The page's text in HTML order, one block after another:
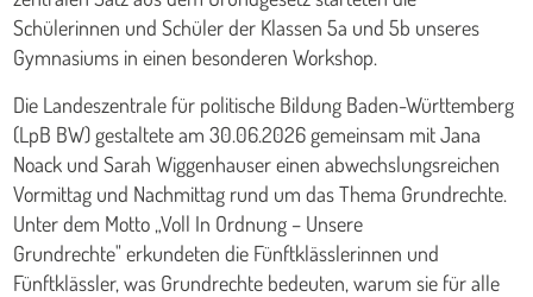
Schülerinnen und Schüler der Klassen 5a und 5b unseres
Gymnasiums in einen besonderen Workshop.
Die Landeszentrale für politische Bildung Baden-Württemberg
(LpB BW) gestaltete am 30.06.2026 gemeinsam mit Jana
Noack und Sarah Wiggenhauser einen abwechslungsreichen
Vormittag und Nachmittag rund um das Thema Grundrechte.
Unter dem Motto „Voll In Ordnung – Unsere
Grundrechte" erkundeten die Fünftklässlerinnen und
Fünftklässler, was Grundrechte bedeuten, warum sie für alle